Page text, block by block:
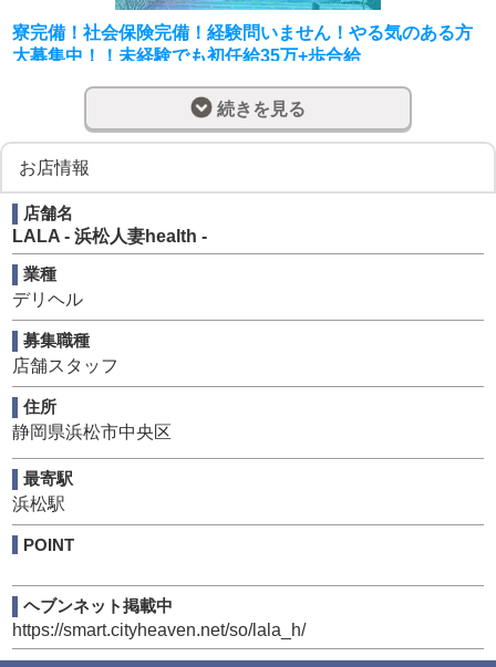
寮完備！社会保険完備！経験問いません！やる気のある方
大募集中！！未経験でも初任給35万+歩合給
●店舗スタッフ：
受付業務（店頭・電話対応）・オフィシャルサイトの更
WEB媒体の更新・備品の補充などの簡単なお仕事から始め
て頂きます。
●送迎ドライバー：
女性キャストをお客様の元へ安全運転で送り届けていただ
く重要なお仕事です。
■休みについて■
希望の公休日がありましたら申請可！
そして大型連休制度ももちろん完備！
この業界にありがちな「休めない、休みにくい」は絶対に
ありえません！
自分の趣味に没頭できます！
（スタッフの趣味例・・・キャンプ、スノーボード、音楽
活動、観光、食べ歩きなど）
続きを見る
お店情報
店舗名
LALA - 浜松人妻health -
業種
デリヘル
募集職種
店舗スタッフ
住所
静岡県浜松市中央区
最寄駅
浜松駅
POINT
ヘブンネット掲載中
https://smart.cityheaven.net/so/lala_h/